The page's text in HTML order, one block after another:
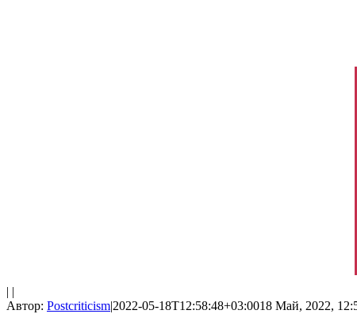
| |
Автор: Postcriticism|2022-05-18T12:58:48+03:0018 Май, 2022,